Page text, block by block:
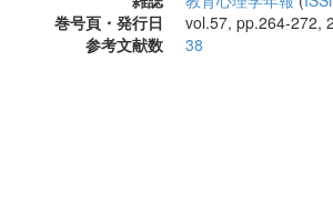
巻号頁・発行日
vol.57, pp.264-272,
参考文献数
38